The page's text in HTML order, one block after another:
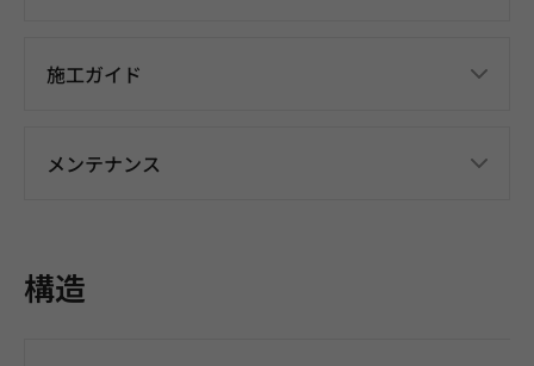
施工ガイド
メンテナンス
構造